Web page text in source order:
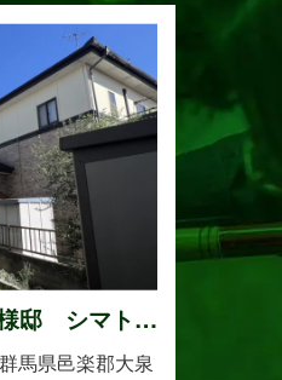
邸 シマトネ
馬県邑楽郡大泉